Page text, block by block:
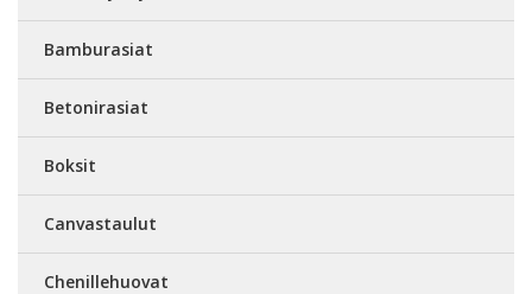
Bamburasiat
Betonirasiat
Boksit
Canvastaulut
Chenillehuovat